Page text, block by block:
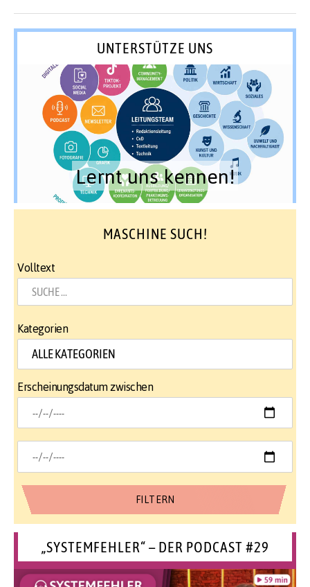
UNTERSTÜTZE UNS
Lernt uns kennen!
MASCHINE SUCH!
Volltext
Kategorien
Erscheinungsdatum zwischen
„SYSTEMFEHLER“ – DER PODCAST #29